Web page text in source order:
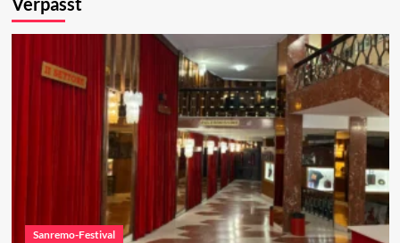
Sanremo-Festival